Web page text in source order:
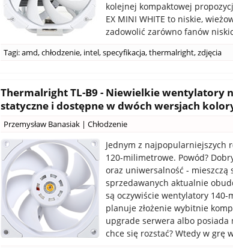
kolejnej kompaktowej
EX MINI WHITE to niskie,
zadowolić zarówno fanów
Tagi:amd,chłodzenie, intel,specyfikacja,thermalright,zdjęcia
Thermalright TL-B9 - Niewielkie wentylatory
statyczne i dostępne w dwóch wersjach
Przemysław Banasiak | Chłodzenie
Jednym z najpopularniejszych
120-milimetrowe. Powód?
oraz uniwersalność - mieszczą
sprzedawanych aktualnie
są oczywiście wentylatory
planuje złożenie wybitnie
upgrade serwera albo
chce się rozstać? Wtedy w grę